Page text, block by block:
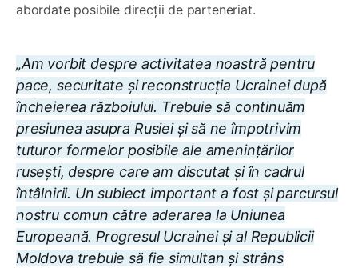
abordate posibile direcții de parteneriat.
„Am vorbit despre activitatea noastră pentru
pace, securitate și reconstrucția Ucrainei după
încheierea războiului. Trebuie să continuăm
presiunea asupra Rusiei și să ne împotrivim
tuturor formelor posibile ale amenințărilor
rusești, despre care am discutat și în cadrul
întâlnirii. Un subiect important a fost și parcursul
nostru comun către aderarea la Uniunea
Europeană. Progresul Ucrainei și al Republicii
Moldova trebuie să fie simultan și strâns